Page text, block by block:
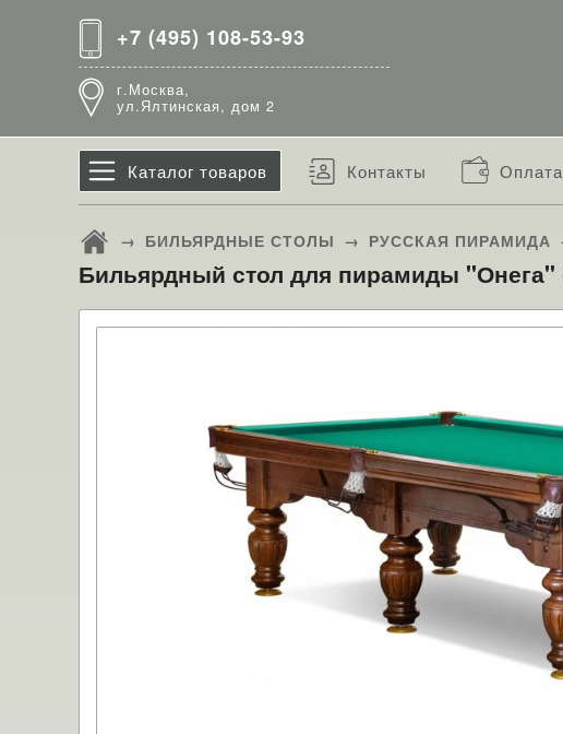
+7 (495) 108-53-93
г.Москва,
ул.Ялтинская, дом 2
Каталог товаров Контакты Оплата
→ БИЛЬЯРДНЫЕ СТОЛЫ → РУССКАЯ ПИРАМИДА
Бильярдный стол для пирамиды